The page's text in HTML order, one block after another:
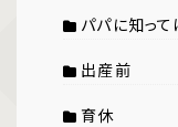
パパに知って
出産前
育休